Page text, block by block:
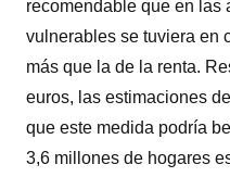
recomendable que en las
vulnerables se tuviera en
más que la de la renta.
euros, las estimaciones
que este medida podría
3,6 millones de hogares